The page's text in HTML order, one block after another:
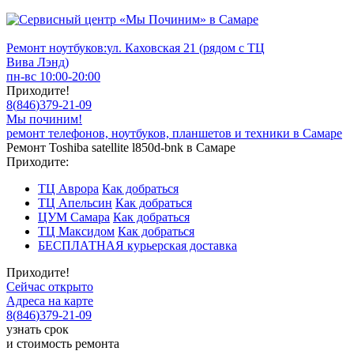
Ремонт ноутбуков:ул. Каховская 21 (рядом с ТЦ
Вива Лэнд)
пн-вс 10:00-20:00
Приходите!
8(846)379-21-09
Мы починим!
ремонт телефонов, ноутбуков, планшетов и техники в Самаре
Ремонт Toshiba satellite l850d-bnk в Самаре
Приходите:
ТЦ Аврора Как добраться
ТЦ Апельсин Как добраться
ЦУМ Самара Как добраться
ТЦ Максидом Как добраться
БЕСПЛАТНАЯ курьерская доставка
Приходите!
Сейчас открыто
Адреса на карте
8(846)379-21-09
узнать срок
и стоимость ремонта